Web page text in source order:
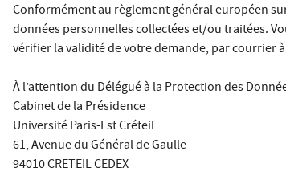
Conformément au règlement général européen
données personnelles collectées et/ou traitées.
vérifier la validité de votre demande, par courrier
À l’attention du Délégué à la Protection des
Cabinet de la Présidence
Université Paris-Est Créteil
61, Avenue du Général de Gaulle
94010 CRETEIL CEDEX